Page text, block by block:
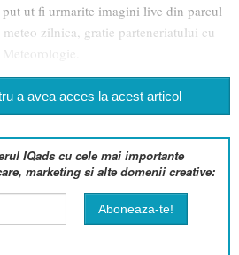
ut fi urmarite imagini live din parcul
zilnica, gratie parteneriatului cu
a avea acces la acest articol
IQads cu cele mai importante
marketing si alte domenii creative: